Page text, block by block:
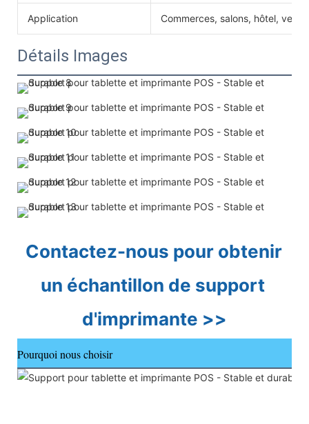
Application Commerces, salons, hôtel,
Détails Images
Contactez-nous pour obtenir
un échantillon de support
d'imprimante >>
Pourquoi nous choisir